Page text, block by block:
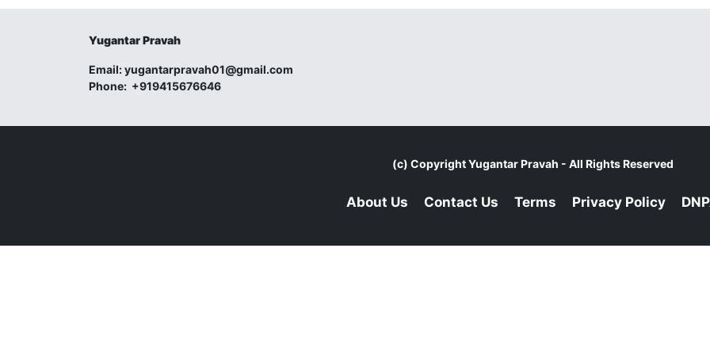
Yugantar Pravah
Email:yugantarpravah01@gmail.com
Phone: +919415676646
(c) CopyrightYugantar Pravah - All Rights Reserved
About Us Contact Us Terms Privacy Policy